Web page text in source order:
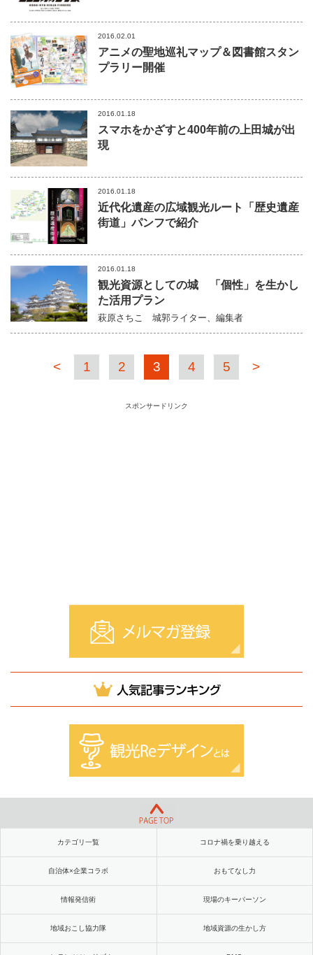
2016.02.01
アニメの聖地巡礼マップ＆図書館スタン
プラリー開催
2016.01.18
スマホをかざすと400年前の上田城が出
現
2016.01.18
近代化遺産の広域観光ルート「歴史遺産
街道」パンフで紹介
2016.01.18
観光資源としての城 「個性」を生かし
た活用プラン
萩原さちこ 城郭ライター、編集者
< 1 2 3 4 5 >
スポンサードリンク
カテゴリ一覧 コロナ禍を乗り越える
自治体×企業コラボ おもてなし力
情報発信術 現場のキーパーソン
地域おこし協力隊 地域資源の生かし方